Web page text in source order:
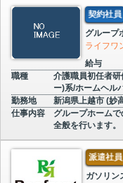
契約社員
グループ
ライフワ
給与
職種
介護職員初任者
ー)系/ホームヘル
勤務地
新潟県上越市 (妙
仕事内容
グループホーム
全般を行います
派遣社員
ガソリン